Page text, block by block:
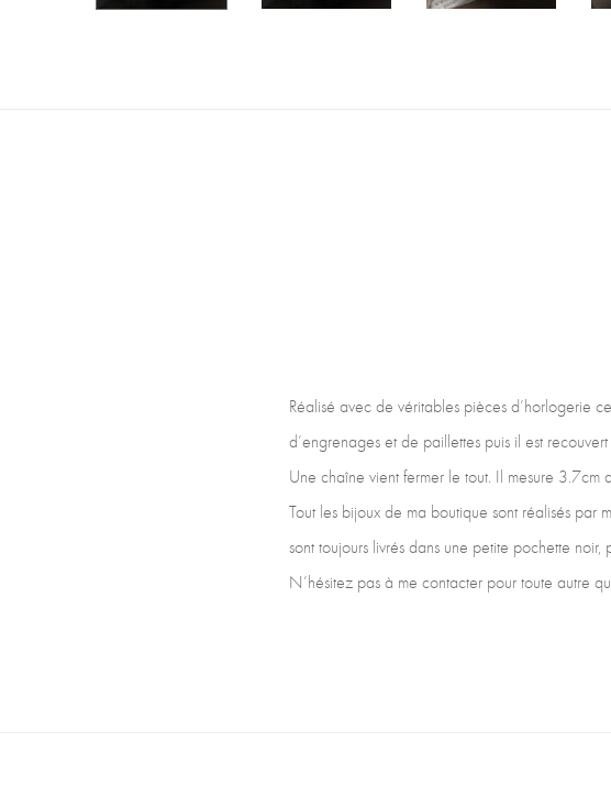
Réalisé avec de véritables pièces d’horlogerie
d’engrenages et de paillettes puis il est
Une chaîne vient fermer le tout. Il mesure
Tout les bijoux de ma boutique sont réalisés par
sont toujours livrés dans une petite pochette noir,
N’hésitez pas à me contacter pour toute autre